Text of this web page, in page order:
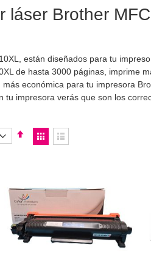
láser Brother
están diseñados para tu
de hasta 3000 páginas, imprime
económica para tu impresora
tu impresora verás que son los
Fijar
Dirección
Ver
como